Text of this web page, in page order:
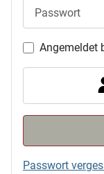
Angemeldet
Passwort